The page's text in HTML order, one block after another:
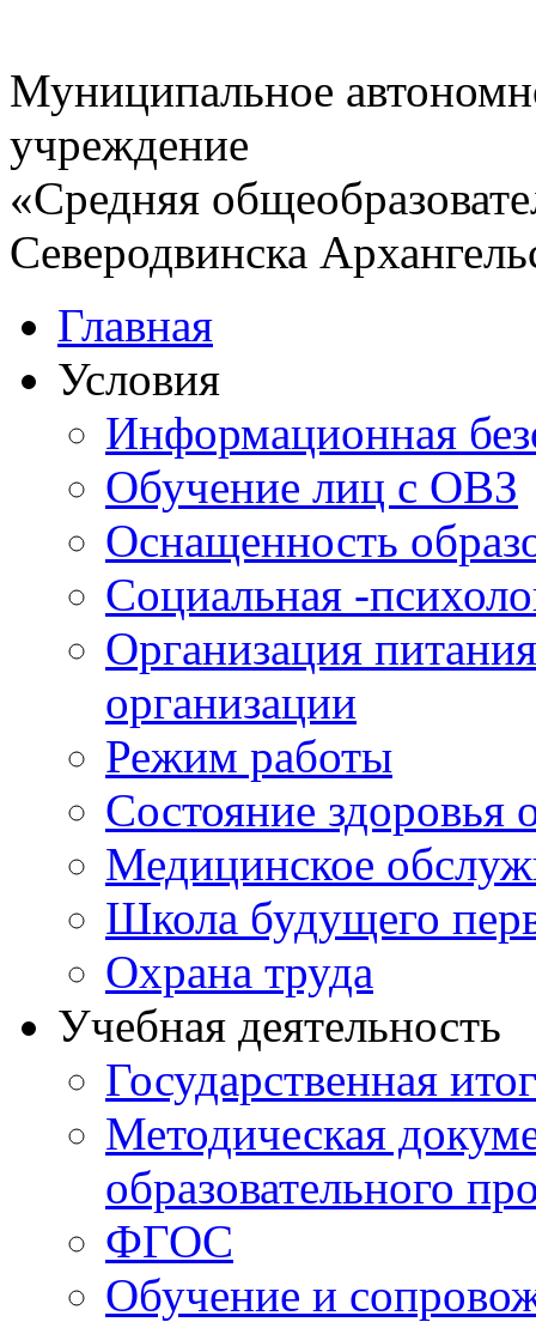
Муниципальное
учреждение
«Средняя
Северодвинска
Главная
Условия
Информационная
Обучение лиц с ОВЗ
Оснащенность
Социальная -
Организация
организации
Режим работы
Состояние
Медицинское
Школа будущего
Охрана труда
Учебная деятельность
Государственная
Методическая
образовательного
ФГОС
Обучение и